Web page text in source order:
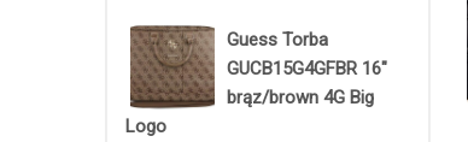
Guess Torba
GUCB15G4GFBR 16"
brąz/brown 4G Big
Logo